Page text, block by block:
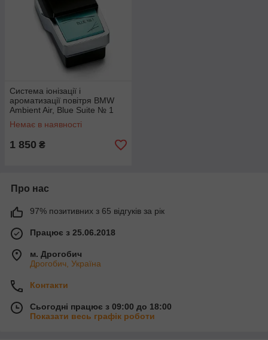
Система іонізації і
ароматизації повітря BMW
Ambient Air, Blue Suite № 1
(64119382585)
Немає в наявності
1 850 ₴
Про нас
97% позитивних з 65 відгуків за рік
Працює з 25.06.2018
м. Дрогобич
Дрогобич, Україна
Контакти
Сьогодні працює з 09:00 до 18:00
Показати весь графік роботи